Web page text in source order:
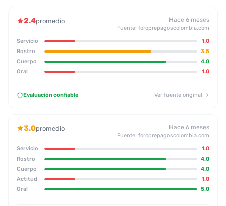
2.4promedio Hace 6 meses
Fuente: foroprepagoscolombia.com
Servicio
1.0
Rostro
3.5
Cuerpo
4.0
Oral
1.0
Evaluación confiable Ver fuente original →
3.0promedio Hace 6 meses
Fuente: foroprepagoscolombia.com
Servicio
1.0
Rostro
4.0
Cuerpo
4.0
Actitud
1.0
Oral
5.0